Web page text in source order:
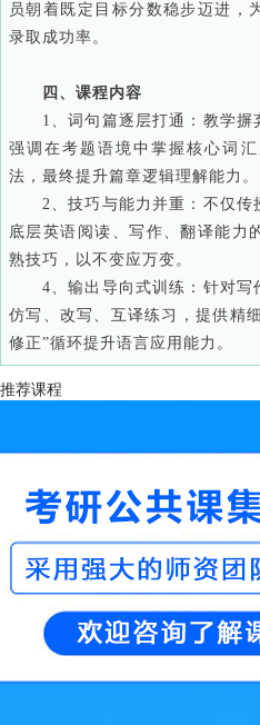
员朝着既定目标分数稳步迈进，
录取成功率。
四、课程内容
1、词句篇逐层打通：教学摒
强调在考题语境中掌握核心词
法，最终提升篇章逻辑理解能力。
2、技巧与能力并重：不仅传
底层英语阅读、写作、翻译能力
熟技巧，以不变应万变。
4、输出导向式训练：针对写
仿写、改写、互译练习，提供精
修正”循环提升语言应用能力。
推荐课程